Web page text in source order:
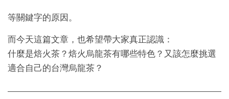
等關鍵字的原因。
而今天這篇文章，也希望帶大家真正認識：
什麼是焙火茶？焙火烏龍茶有哪些特色？又該怎麼挑選
適合自己的台灣烏龍茶？